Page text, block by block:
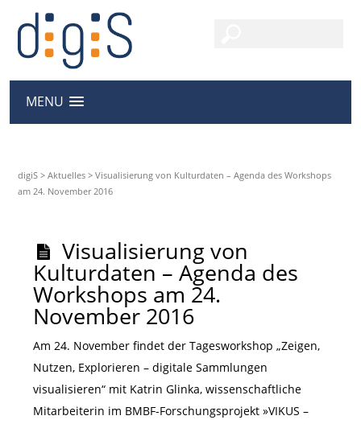
MENU
digiS >Aktuelles >Visualisierung von Kulturdaten – Agenda des Workshops
am 24. November 2016
Visualisierung von
Kulturdaten – Agenda des
Workshops am 24.
November 2016
Am 24. November findet der Tagesworkshop „Zeigen,
Nutzen, Explorieren – digitale Sammlungen
visualisieren“ mit Katrin Glinka, wissenschaftliche
Mitarbeiterin im BMBF-Forschungsprojekt »VIKUS –